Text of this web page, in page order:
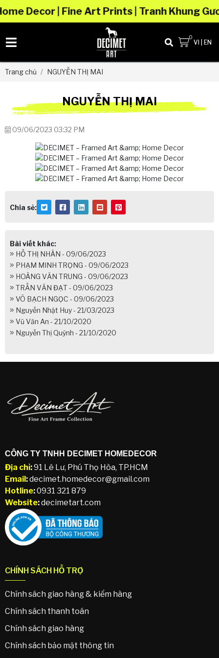
Decor | Fine Art Prints | Tranh Khung Gương
0
VI EN
Trang chủ NGUYỄN THỊ MAI
NGUYỄN THỊ MAI
09/06/2023 03:32 PM
Chia sẻ:
Bài viết khác:
HỒ THỊ NHÀN - 09/06/2023
PHẠM MINH TRỌNG - 09/06/2023
HOÀNG VĂN TRUNG - 09/06/2023
TRẦN VĂN ĐẠT - 09/06/2023
VÕ BẠCH NGỌC - 09/06/2023
Nguyễn Nhật Huy - 21/03/2023
Vũ Văn An - 21/10/2020
Nguyễn Thị Quỳnh - 21/10/2020
CÔNG TY TNHH DECIMET HOMEDECOR
Địa chỉ:91 Lê Lư, Phú Thọ Hòa, TP.HCM
Email :decimet.homedecor@gmail.com
Hotline:0931 321 879
Website:decimetart.com
CHÍNH SÁCH HỖ TRỢ
Chính sách giao hàng & kiểm hàng
Chính sách thanh toán
Chính sách giao hàng
Chính sách bảo mật thông tin